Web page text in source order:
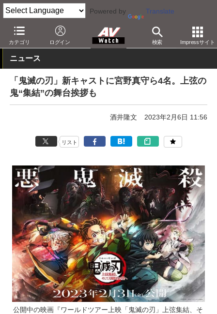
Powered by Translate
カテゴリ ログイン 検索 Impressサイト
AV Watch コンテンツ・サービス 映画 映画作品
ニュース
「鬼滅の刃」新キャストに宮野真守ら4名。上弦の
鬼“集結”の舞台挨拶も
酒井隆文 2023年2月6日 11:56
リスト
公開中の映画『ワールドツアー上映「鬼滅の刃」上弦集結、そ